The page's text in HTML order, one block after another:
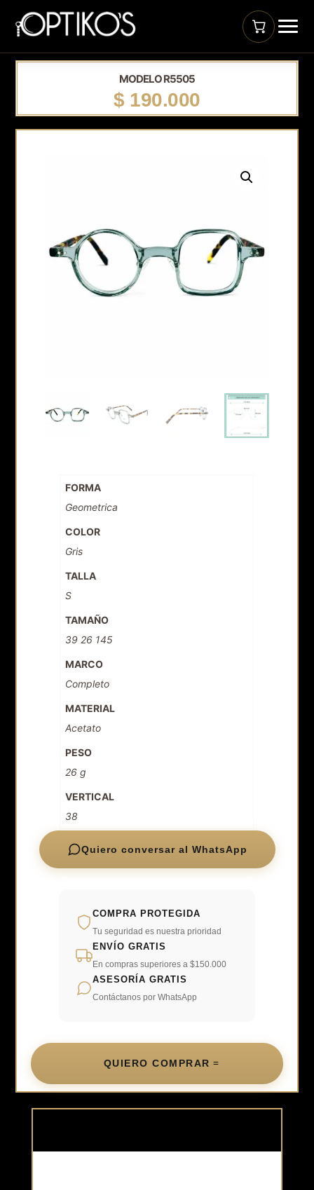
MODELO R5505
$ 190.000
FORMA
Geometrica
COLOR
Gris
TALLA
S
TAMAÑO
39 26 145
MARCO
Completo
MATERIAL
Acetato
PESO
26 g
VERTICAL
38
Quiero conversar al WhatsApp
COMPRA PROTEGIDA
Tu seguridad es nuestra prioridad
ENVÍO GRATIS
En compras superiores a $150.000
ASESORÍA GRATIS
Contáctanos por WhatsApp
QUIERO COMPRAR